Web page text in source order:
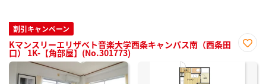
割引キャンペーン
Kマンスリーエリザベト音楽大学西条キャンパス南（西条田
口） 1K-【角部屋】(No.301773)
に入